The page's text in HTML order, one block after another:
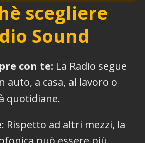
scegliere
Sound
con te: La Radio segue
auto, a casa, al lavoro o
quotidiane.
: Rispetto ad altri mezzi, la